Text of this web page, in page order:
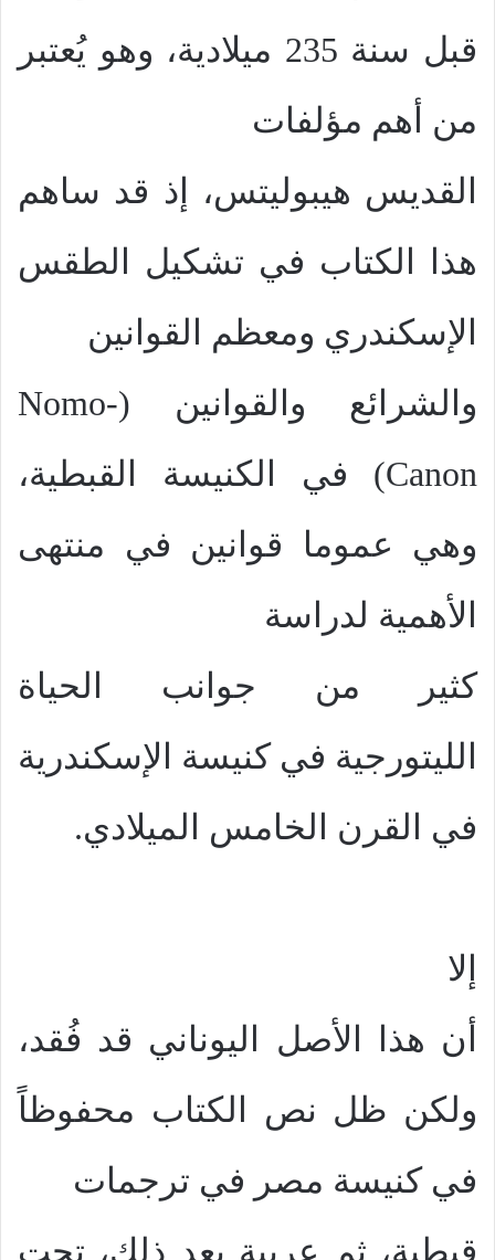
قبل سنة 235 ميلادية، وهو يُعتبر
من أهم مؤلفات
القديس هيبوليتس، إذ قد ساهم
هذا الكتاب في تشكيل الطقس
الإسكندري ومعظم القوانين
والشرائع والقوانين (Nomo-
Canon) في الكنيسة القبطية،
وهي عموما قوانين في منتهى
الأهمية لدراسة
كثير من جوانب الحياة
الليتورجية في كنيسة الإسكندرية
في القرن الخامس الميلادي.
إلا
أن هذا الأصل اليوناني قد فُقد،
ولكن ظل نص الكتاب محفوظاً
في كنيسة مصر في ترجمات
قبطية، ثم عربية بعد ذلك، تحت